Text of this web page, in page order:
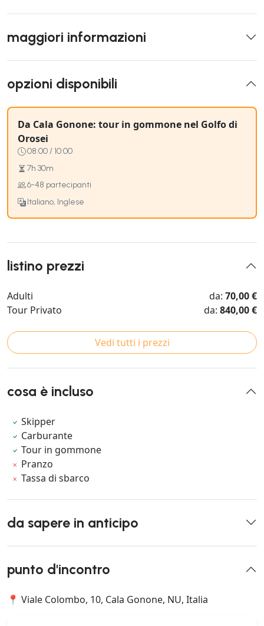
maggiori informazioni
opzioni disponibili
Da Cala Gonone: tour in gommone nel Golfo di
Orosei
08:00 / 10:00
7h 30m
6-48 partecipanti
Italiano, Inglese
listino prezzi
Adulti da: 70,00 €
Tour Privato
da: 840,00 €
Vedi tutti i prezzi
cosa è incluso
Skipper
Carburante
Tour in gommone
Pranzo
Tassa di sbarco
da sapere in anticipo
punto d'incontro
📍 Viale Colombo, 10, Cala Gonone, NU, Italia